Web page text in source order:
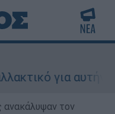
για αυτήν»:
ανακάλυψαν τον